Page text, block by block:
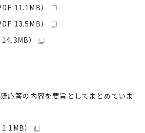
11.1MB）
13.5MB）
）
応答の内容を要旨としてまとめていま
）